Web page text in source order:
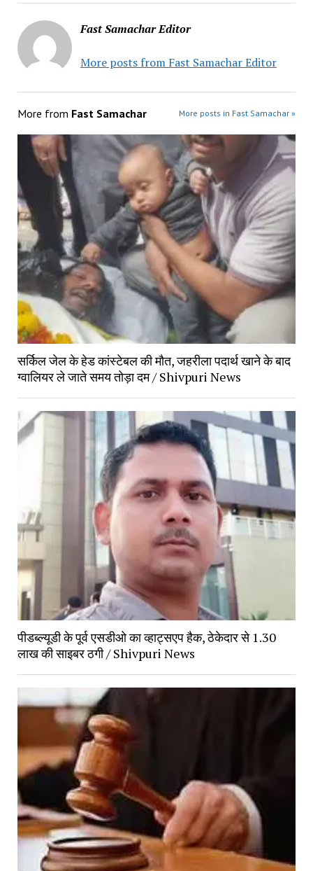
Fast Samachar Editor
More posts from Fast Samachar Editor
More from Fast Samachar More posts in Fast Samachar »
सर्किल जेल के हेड कांस्टेबल की मौत, जहरीला पदार्थ खाने के बाद
ग्वालियर ले जाते समय तोड़ा दम / Shivpuri News
पीडब्ल्यूडी के पूर्व एसडीओ का व्हाट्सएप हैक, ठेकेदार से 1.30
लाख की साइबर ठगी / Shivpuri News